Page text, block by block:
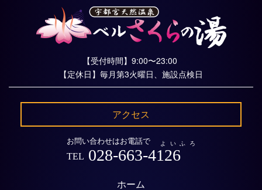
【受付時間】9:00〜23:00
【定休日】毎月第3火曜日、施設点検日
アクセス
お問い合わせはお電話で よいふろ
TEL 028-663-4126
ホーム